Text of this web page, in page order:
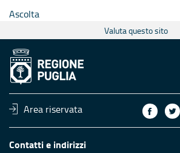
Ascolta
Valuta questo sito
Area riservata
Contatti e indirizzi